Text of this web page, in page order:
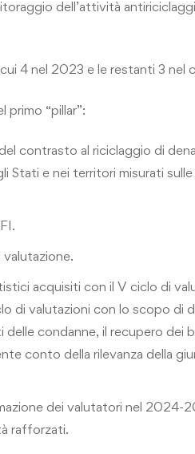
dell’attività
4 nel 2023 e le restanti 3 nel
primo “pillar”:
contrasto al riciclaggio di
Stati e nei territori misurati sulle
acquisiti con il V ciclo di
di valutazioni con lo scopo di
condanne, il recupero dei
conto della rilevanza della
dei valutatori nel 2024-
rafforzati.